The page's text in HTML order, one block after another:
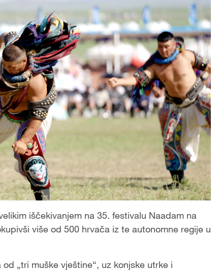
iščekivanjem na 35. festivalu Naadam na
više od 500 hrvača iz te autonomne regije u
„tri muške vještine“, uz konjske utrke i